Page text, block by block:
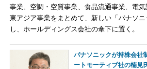
事業、空調・空質事業、食品流通事業、電
東アジア事業をまとめて、新しい「パナソニ
し、ホールディングス会社の傘下に置く。
パナソニックが持株会社
ートモーティブ社の楠見